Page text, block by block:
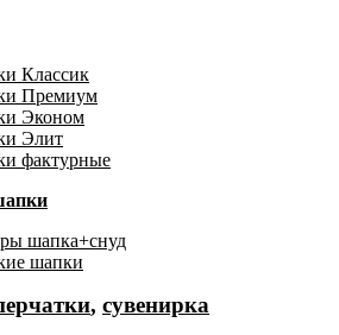
Классик
Премиум
Эконом
Элит
фактурные
шапка+снуд
шапки
, сувенирка